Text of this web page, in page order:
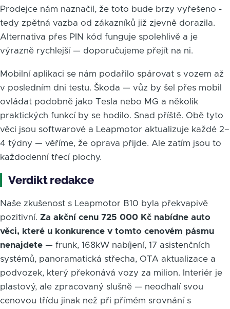
Prodejce nám naznačil, že toto bude brzy vyřešeno -
tedy zpětná vazba od zákazníků již zjevně dorazila.
Alternativa přes PIN kód funguje spolehlivě a je
výrazně rychlejší — doporučujeme přejít na ni.
Mobilní aplikaci se nám podařilo spárovat s vozem až
v posledním dni testu. Škoda — vůz by šel přes mobil
ovládat podobně jako Tesla nebo MG a několik
praktických funkcí by se hodilo. Snad příště. Obě tyto
věci jsou softwarové a Leapmotor aktualizuje každé 2–
4 týdny — věříme, že oprava přijde. Ale zatím jsou to
každodenní třecí plochy.
Verdikt redakce
Naše zkušenost s Leapmotor B10 byla překvapivě
pozitivní. Za akční cenu 725 000 Kč nabídne auto
věci, které u konkurence v tomto cenovém pásmu
nenajdete — frunk, 168kW nabíjení, 17 asistenčních
systémů, panoramatická střecha, OTA aktualizace a
podvozek, který překonává vozy za milion. Interiér je
plastový, ale zpracovaný slušně — neodhalí svou
cenovou třídu jinak než při přímém srovnání s